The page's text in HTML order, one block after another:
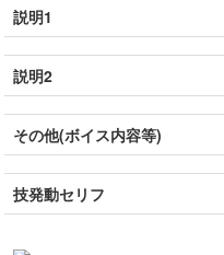
説明1
説明2
その他(ボイス内容等)
技発動セリフ